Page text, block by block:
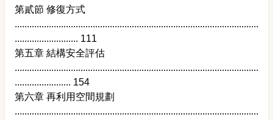
第貳節 修復方式
....................................................................................................
.......................... 111
第五章 結構安全評估
....................................................................................................
....................... 154
第六章 再利用空間規劃
....................................................................................................